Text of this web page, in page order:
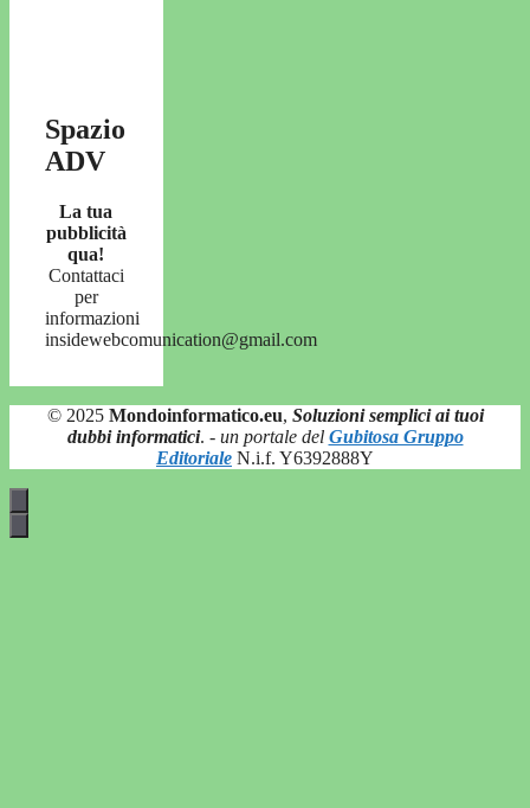
Spazio
ADV
La tua
pubblicità
qua!
Contattaci
per
informazioni
insidewebcomunication@gmail.com
© 2025 Mondoinformatico.eu, Soluzioni semplici ai tuoi
dubbi informatici. - un portale del Gubitosa Gruppo
Editoriale N.i.f. Y6392888Y